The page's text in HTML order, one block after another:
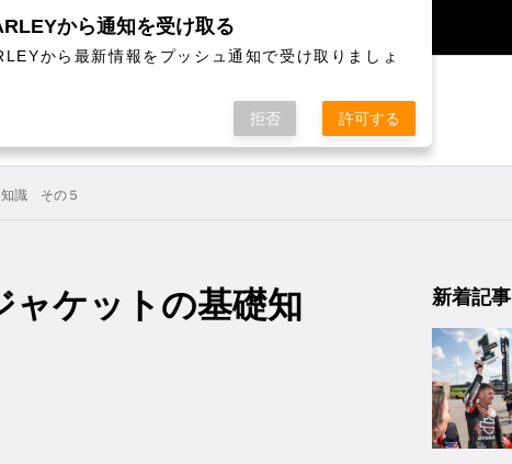
知識 その５
ケットの基礎知
新着記事
から通知を受け取る
から最新情報をプッシュ通知で受け取りましょ
拒否 許可する